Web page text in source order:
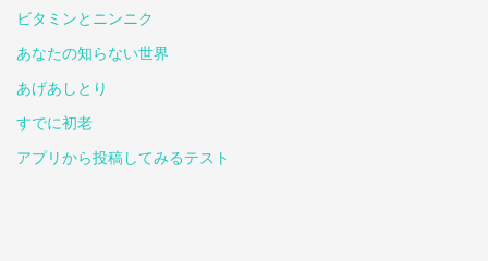
ビタミンとニンニク
あなたの知らない世界
あげあしとり
すでに初老
アプリから投稿してみるテスト